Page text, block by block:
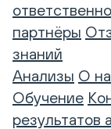
партнёры
знаний
Анализы О
Обучение
результатов